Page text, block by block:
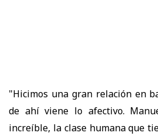
"Hicimos una gran relación en
de ahí viene lo afectivo.
increíble, la clase humana que